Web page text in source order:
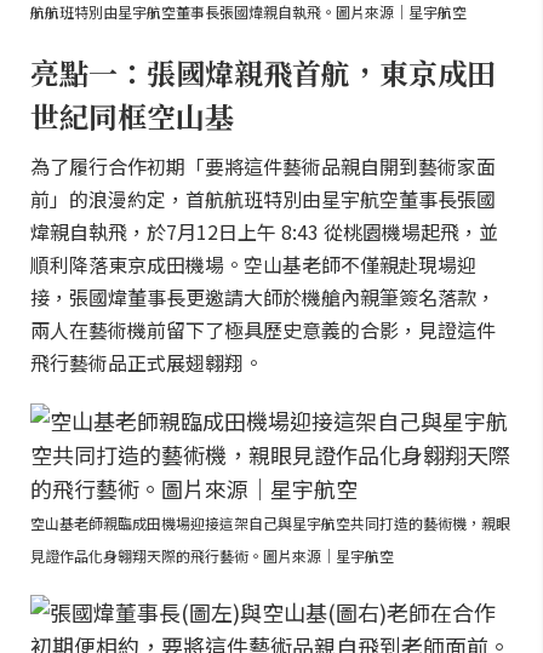
航航班特別由星宇航空董事長張國煒親自執飛。圖片來源｜星宇航空
亮點一：張國煒親飛首航，東京成田
世紀同框空山基
為了履行合作初期「要將這件藝術品親自開到藝術家面
前」的浪漫約定，首航航班特別由星宇航空董事長張國
煒親自執飛，於7月12日上午 8:43 從桃園機場起飛，並
順利降落東京成田機場。空山基老師不僅親赴現場迎
接，張國煒董事長更邀請大師於機艙內親筆簽名落款，
兩人在藝術機前留下了極具歷史意義的合影，見證這件
飛行藝術品正式展翅翱翔。
空山基老師親臨成田機場迎接這架自己與星宇航空共同打造的藝術機，親眼
見證作品化身翱翔天際的飛行藝術。圖片來源｜星宇航空